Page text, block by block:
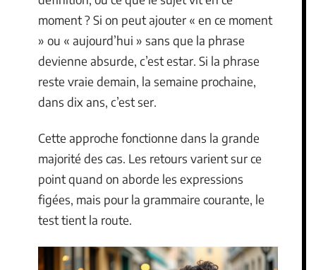
moment ? Si on peut ajouter « en ce moment
» ou « aujourd’hui » sans que la phrase
devienne absurde, c’est estar. Si la phrase
reste vraie demain, la semaine prochaine,
dans dix ans, c’est ser.
Cette approche fonctionne dans la grande
majorité des cas. Les retours varient sur ce
point quand on aborde les expressions
figées, mais pour la grammaire courante, le
test tient la route.